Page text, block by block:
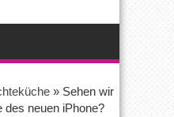
» Sehen wir
des neuen iPhone?